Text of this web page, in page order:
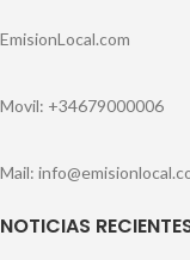
EmisionLocal.com
Movil: +34679000006
Mail:
NOTICIAS